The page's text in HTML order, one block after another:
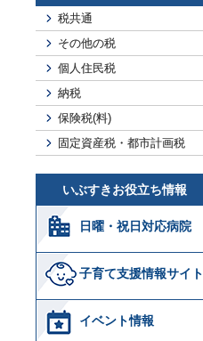
税共通
その他の税
個人住民税
納税
保険税(料)
固定資産税・都市計画税
いぶすきお役立ち情報
日曜・祝日対応病院
子育て支援情報サイト
イベント情報